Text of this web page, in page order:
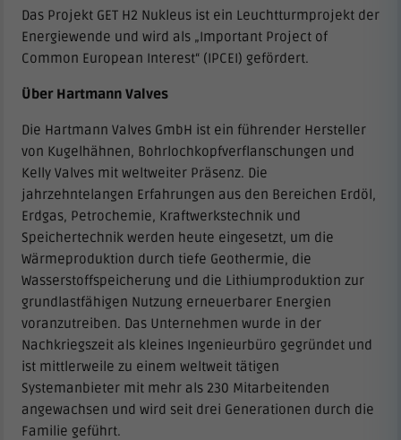
Das Projekt GET H2 Nukleus ist ein Leuchtturmprojekt der
Energiewende und wird als „Important Project of
Common European Interest“ (IPCEI) gefördert.
Über Hartmann Valves
Die Hartmann Valves GmbH ist ein führender Hersteller
von Kugelhähnen, Bohrlochkopfverflanschungen und
Kelly Valves mit weltweiter Präsenz. Die
jahrzehntelangen Erfahrungen aus den Bereichen Erdöl,
Erdgas, Petrochemie, Kraftwerkstechnik und
Speichertechnik werden heute eingesetzt, um die
Wärmeproduktion durch tiefe Geothermie, die
Wasserstoffspeicherung und die Lithiumproduktion zur
grundlastfähigen Nutzung erneuerbarer Energien
voranzutreiben. Das Unternehmen wurde in der
Nachkriegszeit als kleines Ingenieurbüro gegründet und
ist mittlerweile zu einem weltweit tätigen
Systemanbieter mit mehr als 230 Mitarbeitenden
angewachsen und wird seit drei Generationen durch die
Familie geführt.